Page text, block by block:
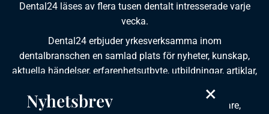
Dental24 läses av flera tusen dentalt intresserade varje
vecka.
Dental24 erbjuder yrkesverksamma inom
dentalbranschen en samlad plats för nyheter, kunskap,
aktuella händelser, erfarenhetsutbyte, utbildningar, artiklar,
Dental24 produceras i samverkan med tandläkare,
×
Nyhetsbrev